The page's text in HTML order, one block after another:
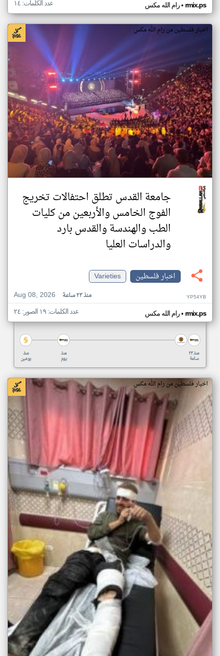
رام الله مكس• rmix.ps عدد الكلمات: ١٤
اخبار فلسطين من رام الله مكس
جامعة القدس تطلق احتفالات تخريج
الفوج الخامس والأربعين من كليات
الطب والهندسة والقدس بارد
والدراسات العليا
اخبار فلسطين
Varieties
Aug 08, 2026
منذ ٢٣ ساعة YP54YB
رام الله مكس• rmix.ps عدد الكلمات: ١٩ الصور: ٢٤
منذ
يومين
منذ
يوم
منذ ٢٣
ساعة
اخبار فلسطين من رام الله مكس